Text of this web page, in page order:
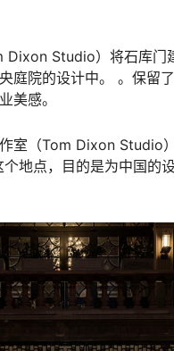
Dixon Studio）将石库
庭院的设计中。 。保留
美感。
室（Tom Dixon Studio
地点，目的是为中国的